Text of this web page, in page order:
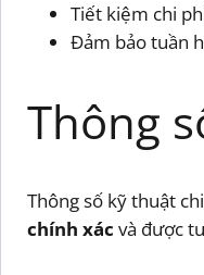
Tiết kiệm chi
Đảm bảo tuần
Thông
Thông số kỹ thuật
chính xác và được